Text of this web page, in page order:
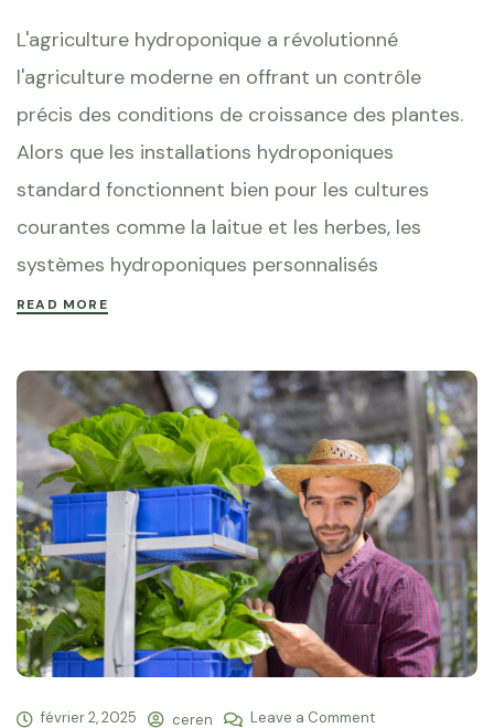
L'agriculture hydroponique a révolutionné
l'agriculture moderne en offrant un contrôle
précis des conditions de croissance des plantes.
Alors que les installations hydroponiques
standard fonctionnent bien pour les cultures
courantes comme la laitue et les herbes, les
systèmes hydroponiques personnalisés
READ MORE
février 2, 2025 ceren Leave a Comment